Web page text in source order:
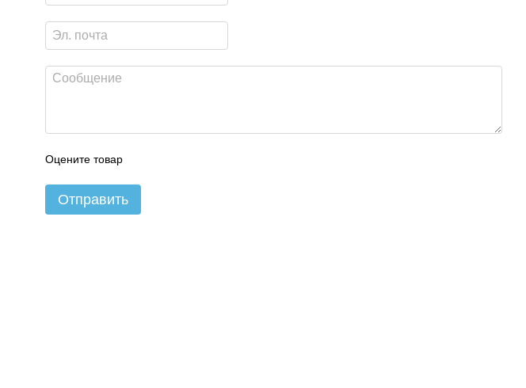
Оцените товар
Отправить